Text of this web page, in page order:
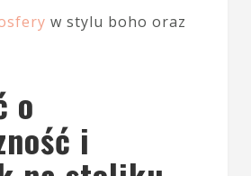
w stylu boho oraz
o
i